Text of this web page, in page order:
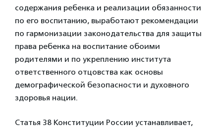
содержания ребенка и реализации обязанности
по его воспитанию, выработают рекомендации
по гармонизации законодательства для защиты
права ребенка на воспитание обоими
родителями и по укреплению института
ответственного отцовства как основы
демографической безопасности и духовного
здоровья нации.
Статья 38 Конституции России устанавливает,